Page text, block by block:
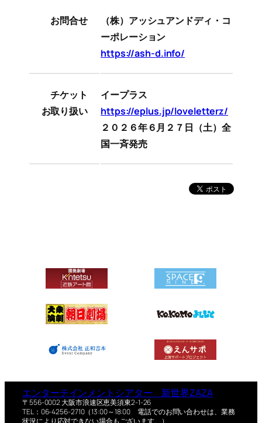
お問合せ
（株）アッシュアンドディ・コ
ーポレーション
https://ash-d.info/
チケット
お取り扱い
イープラス
https://eplus.jp/loveletterz/
２０２６年６月２７日（土）全
国一斉発売
エンターテインメントシアター 新世界ZAZA
〒556-0002 大阪市浪速区恵美須東2-1-26
TEL：06-4256-2710（13:00～18:00 電話でのお問い合わせは、業務
状況により応対できない場合もございます。）